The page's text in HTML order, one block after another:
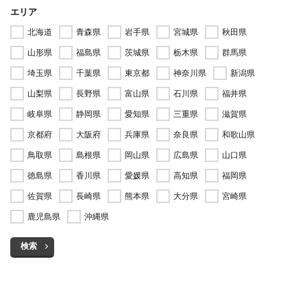
エリア
北海道 青森県 岩手県 宮城県
秋田県
山形県
福島県 茨城県 栃木県
群馬県
埼玉県
千葉県 東京都 神奈川県
新潟県
山梨県
長野県 富山県 石川県
福井県
岐阜県
静岡県 愛知県 三重県
滋賀県
京都府
大阪府 兵庫県 奈良県
和歌山県
鳥取県
島根県 岡山県 広島県
山口県
徳島県
香川県 愛媛県 高知県
福岡県
佐賀県
長崎県 熊本県 大分県
宮崎県
鹿児島県
沖縄県
検索